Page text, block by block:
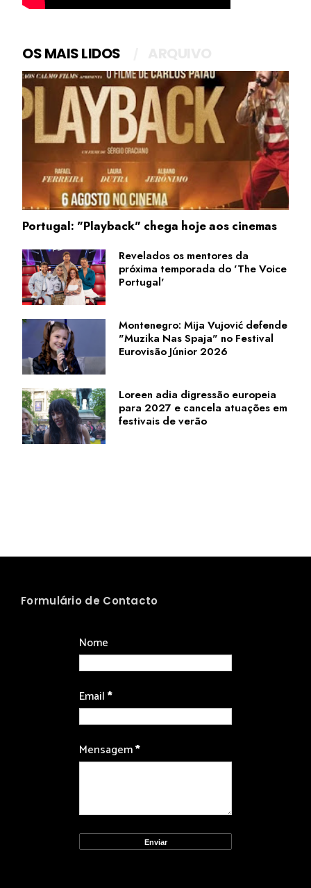
OS MAIS LIDOS
Portugal: "Playback" chega hoje aos cinemas
Revelados os mentores da
próxima temporada do 'The Voice
Portugal'
Montenegro: Mija Vujović defende
"Muzika Nas Spaja" no Festival
Eurovisão Júnior 2026
Loreen adia digressão europeia
para 2027 e cancela atuações em
festivais de verão
Formulário de Contacto
Nome
Email*
Mensagem*